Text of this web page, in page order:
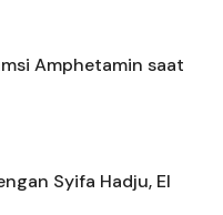
Amphetamin saat
Syifa Hadju, El